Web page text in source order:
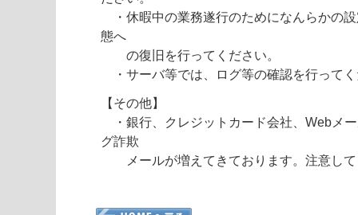
・休暇中の業務遂行のためになんらかの
態へ
の復旧を行ってください。
・サーバ等では、ログ等の確認を行って
【その他】
・銀行、クレジットカード会社、Webメ
グ詐欺
メールが増えてきております。注意して